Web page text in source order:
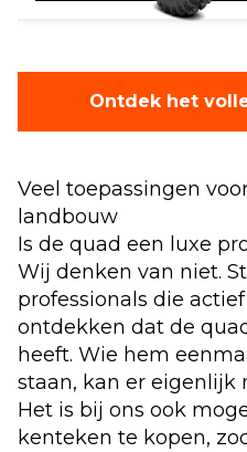
Ontdek het
Veel toepassingen
landbouw
Is de quad een luxe
Wij denken van niet.
professionals die
ontdekken dat de
heeft. Wie hem
staan, kan er eigenlijk
Het is bij ons ook
kenteken te kopen,